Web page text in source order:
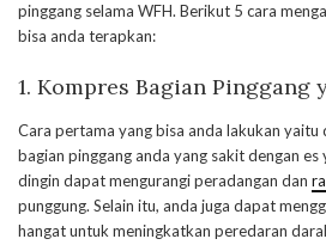
pinggang selama WFH. Berikut 5 cara
bisa anda terapkan:
1. Kompres Bagian Pinggang
Cara pertama yang bisa anda lakukan yaitu
bagian pinggang anda yang sakit dengan
dingin dapat mengurangi peradangan dan
punggung. Selain itu, anda juga dapat
hangat untuk meningkatkan peredaran